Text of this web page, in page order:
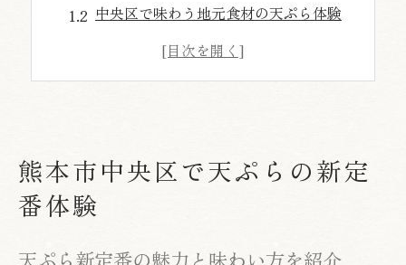
中央区で味わう地元食材の天ぷら体験
天ぷらの新しい楽しみ方とそのポイント
東区で味わう変わり種天ぷらの世界
天ぷらに合う地元野菜の選び方とは
天ぷらが引き立つ東区の食材活用術
熊本市中央区で天ぷらの新定
番体験
天ぷら新定番の魅力と味わい方を紹介